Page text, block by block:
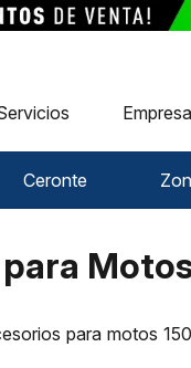
Ceronte
para motos